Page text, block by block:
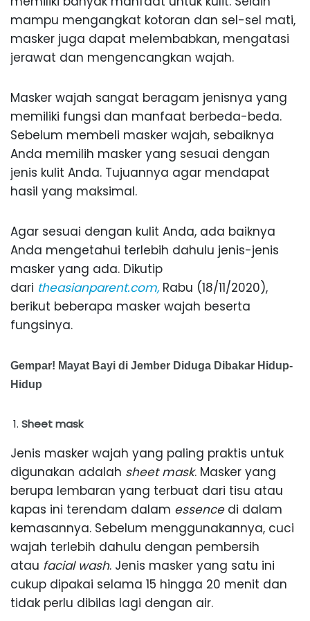
mampu mengangkat kotoran dan sel-sel mati,
masker juga dapat melembabkan, mengatasi
jerawat dan mengencangkan wajah.
Masker wajah sangat beragam jenisnya yang
memiliki fungsi dan manfaat berbeda-beda.
Sebelum membeli masker wajah, sebaiknya
Anda memilih masker yang sesuai dengan
jenis kulit Anda. Tujuannya agar mendapat
hasil yang maksimal.
Agar sesuai dengan kulit Anda, ada baiknya
Anda mengetahui terlebih dahulu jenis-jenis
masker yang ada. Dikutip
dari theasianparent.com, Rabu (18/11/2020),
berikut beberapa masker wajah beserta
fungsinya.
Gempar! Mayat Bayi di Jember Diduga Dibakar Hidup-
Hidup
Sheet mask
Jenis masker wajah yang paling praktis untuk
digunakan adalah sheet mask. Masker yang
berupa lembaran yang terbuat dari tisu atau
kapas ini terendam dalam essencedi dalam
kemasannya. Sebelum menggunakannya, cuci
wajah terlebih dahulu dengan pembersih
atau facial wash. Jenis masker yang satu ini
cukup dipakai selama 15 hingga 20 menit dan
tidak perlu dibilas lagi dengan air.